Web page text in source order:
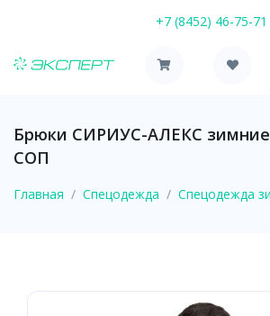
+7 (8452) 46-75-71
Брюки СИРИУС-АЛЕКС
СОП
Главная Спецодежда Спецодежда